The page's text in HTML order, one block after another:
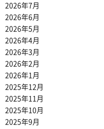
2026年7月
2026年6月
2026年5月
2026年4月
2026年3月
2026年2月
2026年1月
2025年12月
2025年11月
2025年10月
2025年9月